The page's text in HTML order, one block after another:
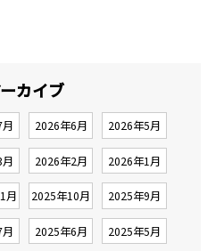
カイブ
2026年6月 2026年5月
2026年2月 2026年1月
月 2025年10月 2025年9月
2025年6月 2025年5月